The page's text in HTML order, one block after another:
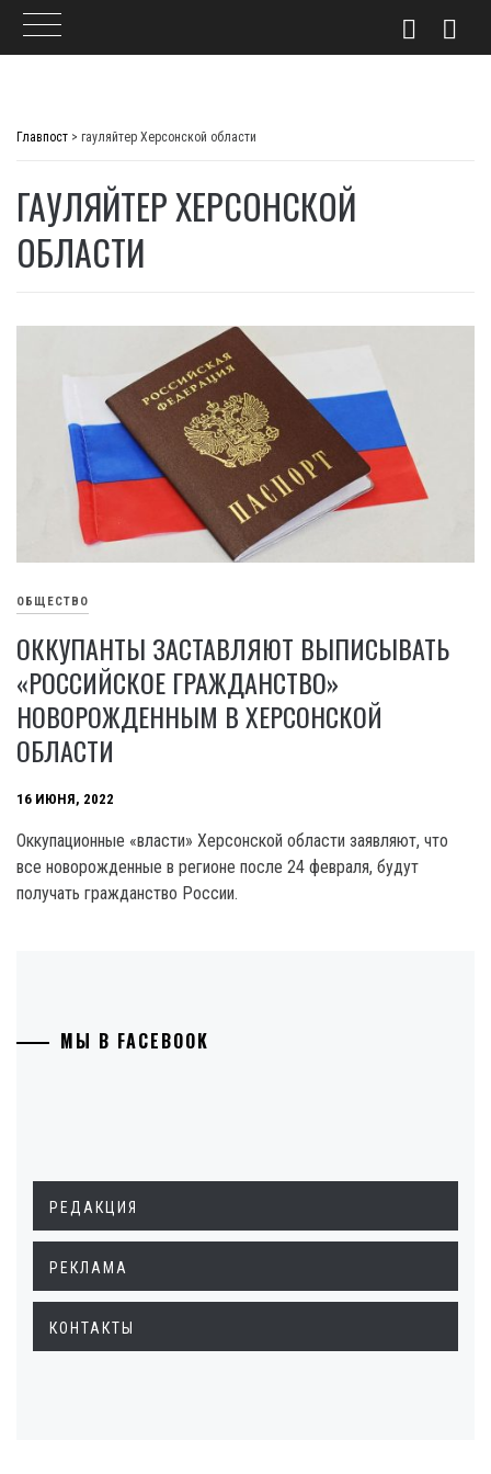
Главпост > гауляйтер Херсонской области
ГАУЛЯЙТЕР ХЕРСОНСКОЙ
ОБЛАСТИ
ОБЩЕСТВО
ОККУПАНТЫ ЗАСТАВЛЯЮТ ВЫПИСЫВАТЬ
«РОССИЙСКОЕ ГРАЖДАНСТВО»
НОВОРОЖДЕННЫМ В ХЕРСОНСКОЙ
ОБЛАСТИ
16 ИЮНЯ, 2022
Оккупационные «власти» Херсонской области заявляют, что
все новорожденные в регионе после 24 февраля, будут
получать гражданство России.
МЫ В FACEBOOK
РЕДАКЦИЯ
РЕКЛАМА
КОНТАКТЫ